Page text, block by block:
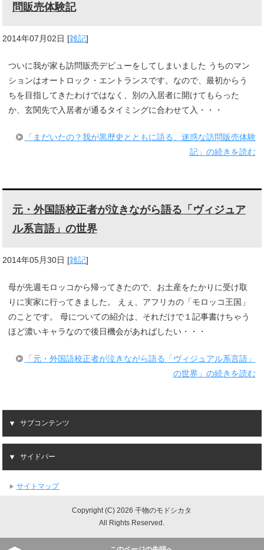
問販売体験記
2014年07月02日 [雑記]
ついに我が家も訪問販売デビューをしてしまいました うちのマン
ションはオートロック・エントランスです。なので、最初からう
ちを目指してきたわけではなく、別の入居者に開けてもらった
か、玄関先で入居者が通るタイミングに合わせて入・・・
「まだいたの？我が黒歴史とともに語る、迷惑な訪問販売体験
記」の続きを読む
元・外国語校正者が泣きながら語る「ヴィジュア
ル系言語」の世界
2014年05月30日 [雑記]
母が先週モロッコから帰ってきたので、お土産をたかりに受け取
りに実家に行ってきました。 えぇ、アフリカの「モロッコ王国」
のことです。 母についての紹介は、それだけで１記事書けちゃう
ほど濃いキャラなので後日機会があればしたい・・・
「元・外国語校正者が泣きながら語る「ヴィジュアル系言語」
の世界」の続きを読む
サブコンテンツ
サイドバー
サイトマップ
Copyright (C) 2026 干物のモドシカタ
All Rights Reserved.